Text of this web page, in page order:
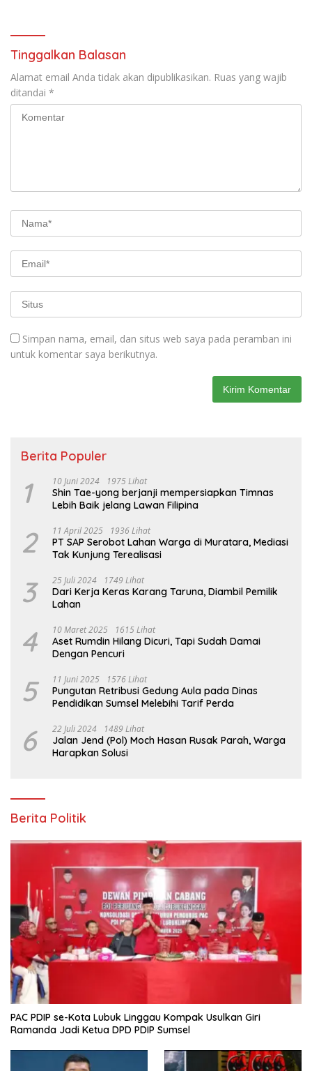
Tinggalkan Balasan
Alamat email Anda tidak akan dipublikasikan. Ruas yang wajib
ditandai *
Simpan nama, email, dan situs web saya pada peramban ini
untuk komentar saya berikutnya.
Berita Populer
1 10 Juni 2024 1975 Lihat
Shin Tae-yong berjanji mempersiapkan Timnas
Lebih Baik jelang Lawan Filipina
2 11 April 2025 1936 Lihat
PT SAP Serobot Lahan Warga di Muratara, Mediasi
Tak Kunjung Terealisasi
3 25 Juli 2024 1749 Lihat
Dari Kerja Keras Karang Taruna, Diambil Pemilik
Lahan
4 10 Maret 2025 1615 Lihat
Aset Rumdin Hilang Dicuri, Tapi Sudah Damai
Dengan Pencuri
5 11 Juni 2025 1576 Lihat
Pungutan Retribusi Gedung Aula pada Dinas
Pendidikan Sumsel Melebihi Tarif Perda
6 22 Juli 2024 1489 Lihat
Jalan Jend (Pol) Moch Hasan Rusak Parah, Warga
Harapkan Solusi
Berita Politik
PAC PDIP se-Kota Lubuk Linggau Kompak Usulkan Giri
Ramanda Jadi Ketua DPD PDIP Sumsel